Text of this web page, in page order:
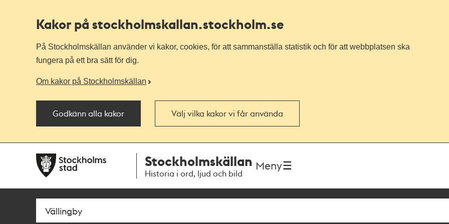
Kakor på stockholmskallan.stockholm.se
På Stockholmskällan använder vi kakor, cookies, för att sammanställa statistik och för att webbplatsen ska
fungera på ett bra sätt för dig.
Om kakor på Stockholmskällan
Godkänn alla kakor Välj vilka kakor vi får använda
navigationen
huvudinnehållet
Stockholmskällan
Historia i ord, ljud och bild
Meny
Sök